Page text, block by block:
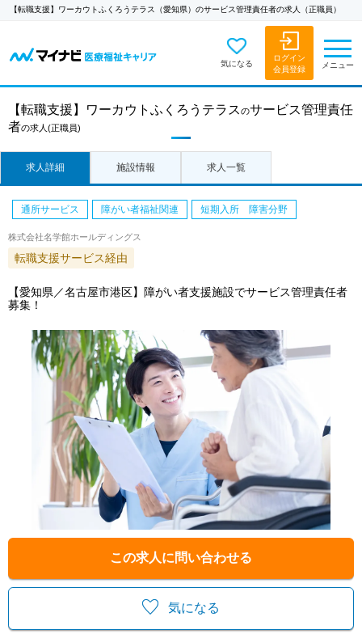
【転職支援】ワーカウトふくろうテラス（愛知県）のサービス管理責任者の求人（正職員）
気になる
ログイン
会員登録
メニュー
【転職支援】 ワーカウトふくろうテラスのサービス管理責任
者の求人 (正職員)
求人詳細 施設情報 求人一覧
気になる
この求人に問い合わせる
通所サービス 障がい者福祉関連 短期入所 障害分野
株式会社名学館ホールディングス
転職支援サービス経由
【愛知県／名古屋市港区】障がい者支援施設でサービス管理責任者
募集！